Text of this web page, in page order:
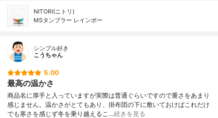
NITORI(ニトリ)
MSタンブラー レインボー
シンプル好き
こうちゃん
5.00
最高の温かさ
商品名に厚手と入っていますが実際は普通ぐらいですので重さをあまり
感じません。温かさがとてもあり、掛布団の下に敷いておけばこれだけ
でも寒さを感じず冬を乗り越えるこ…続きを見る